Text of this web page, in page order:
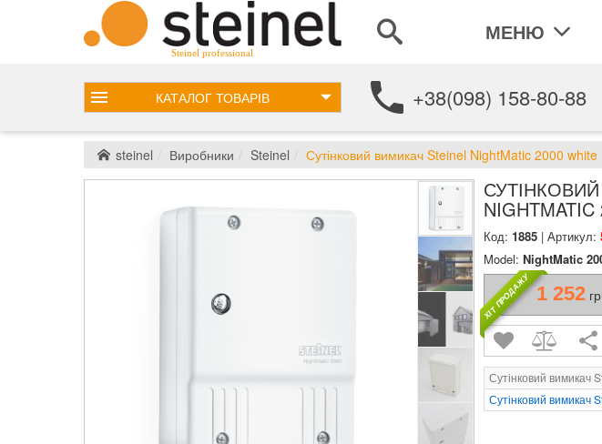
Steinel professional
МЕНЮ
КАТАЛОГ ТОВАРІВ +38(098) 158-80-88
steinel Виробники Steinel Сутінковий вимикач Steinel NightMatic 2000 white
Код: 1885| Артикул:
Model: NightMatic
ХІТ ПРОДАЖУ 1 252
Сутінковий вимикач
Сутінковий вимикач